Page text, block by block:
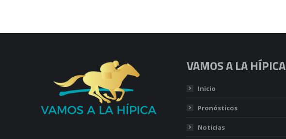
VAMOS A LA HÍPICA
Inicio
Pronósticos
Noticias